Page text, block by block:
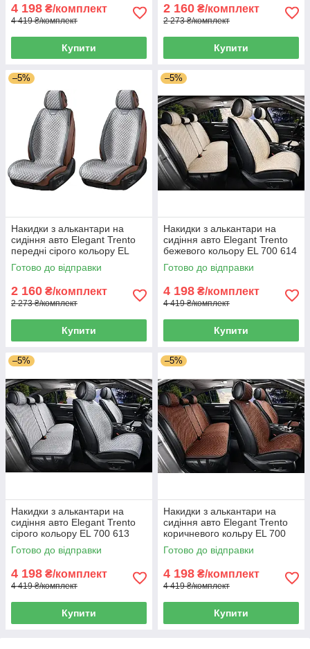
4 198 ₴/комплект
4 419 ₴/комплект
Купити
2 160 ₴/комплект
2 273 ₴/комплект
Купити
–5%
Накидки з алькантари на
сидіння авто Elegant Trento
передні сірого кольору EL
700 603
Готово до відправки
2 160 ₴/комплект
2 273 ₴/комплект
Купити
–5%
Накидки з алькантари на
сидіння авто Elegant Trento
бежевого кольору EL 700 614
Готово до відправки
4 198 ₴/комплект
4 419 ₴/комплект
Купити
–5%
Накидки з алькантари на
сидіння авто Elegant Trento
сірого кольору EL 700 613
Готово до відправки
4 198 ₴/комплект
4 419 ₴/комплект
Купити
–5%
Накидки з алькантари на
сидіння авто Elegant Trento
коричневого кольру EL 700
615
Готово до відправки
4 198 ₴/комплект
4 419 ₴/комплект
Купити